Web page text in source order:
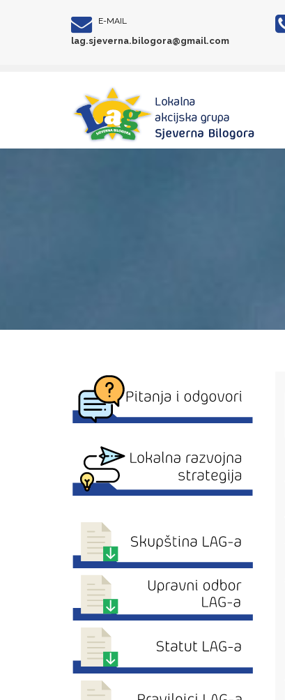
E-MAIL
lag.sjeverna.bilogora@gmail.com